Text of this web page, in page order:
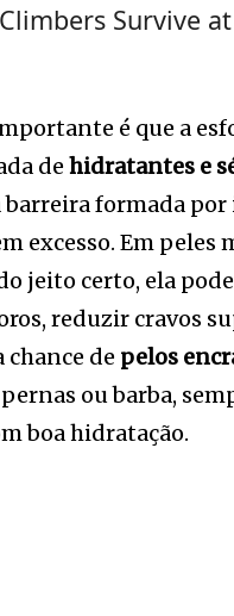
Survive
é que a
de hidratantes e
formada por
excesso. Em peles
jeito certo, ela
reduzir cravos
de pelos
ou barba,
boa hidratação.